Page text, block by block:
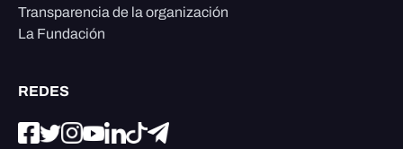
Transparencia de la organización
La Fundación
REDES